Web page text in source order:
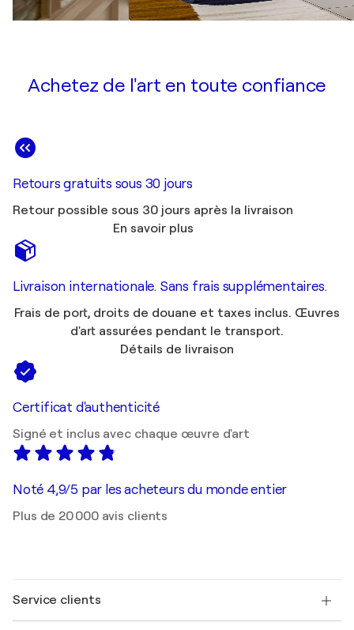
Achetez de l'art en toute confiance
Retours gratuits sous 30 jours
Retour possible sous 30 jours après la livraison
En savoir plus
Livraison internationale. Sans frais supplémentaires.
Frais de port, droits de douane et taxes inclus. Œuvres
d'art assurées pendant le transport.
Détails de livraison
Certificat d'authenticité
Signé et inclus avec chaque œuvre d'art
Noté 4,9/5 par les acheteurs du monde entier
Plus de 20 000 avis clients
Service clients